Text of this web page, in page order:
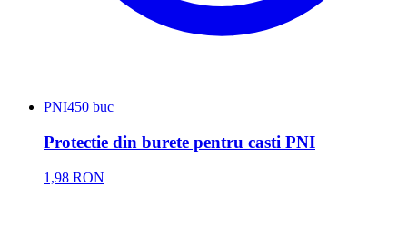
PNI450 buc
Protectie din burete pentru casti PNI
1,98 RON